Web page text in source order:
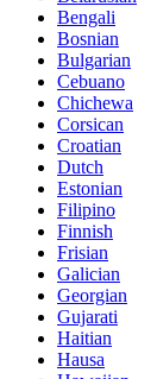
Bengali
Bosnian
Bulgarian
Cebuano
Chichewa
Corsican
Croatian
Dutch
Estonian
Filipino
Finnish
Frisian
Galician
Georgian
Gujarati
Haitian
Hausa